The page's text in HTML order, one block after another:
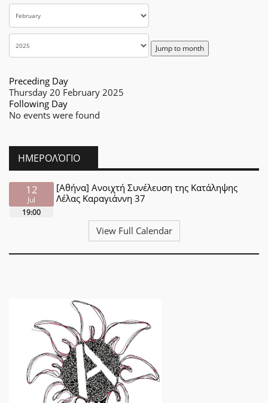
Jump to month
Preceding Day
Thursday 20 February 2025
Following Day
No events were found
ΗΜΕΡΟΛΌΓΙΟ
12
Jul
19:00
[Αθήνα] Ανοιχτή Συνέλευση της Κατάληψης
Λέλας Καραγιάννη 37
View Full Calendar